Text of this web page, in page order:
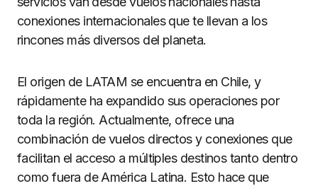
conexiones internacionales que te llevan a los
rincones más diversos del planeta.
El origen de LATAM se encuentra en Chile, y
rápidamente ha expandido sus operaciones por
toda la región. Actualmente, ofrece una
combinación de vuelos directos y conexiones que
facilitan el acceso a múltiples destinos tanto dentro
como fuera de América Latina. Esto hace que